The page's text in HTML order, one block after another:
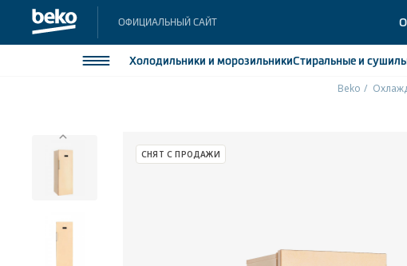
ОФИЦИАЛЬНЫЙ САЙТ
Холодильники и морозильникиСтиральные и
Стиральные и сушильные машины
Beko
СНЯТ С ПРОДАЖИ